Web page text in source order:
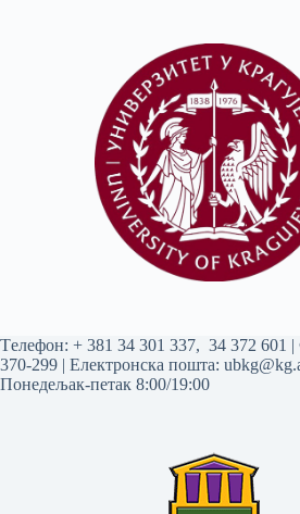
Tелефон: + 381 34 301 337, 34 372 601 |
370-299 | Електронска пошта:
Понедељак-петак 8:00/19:00